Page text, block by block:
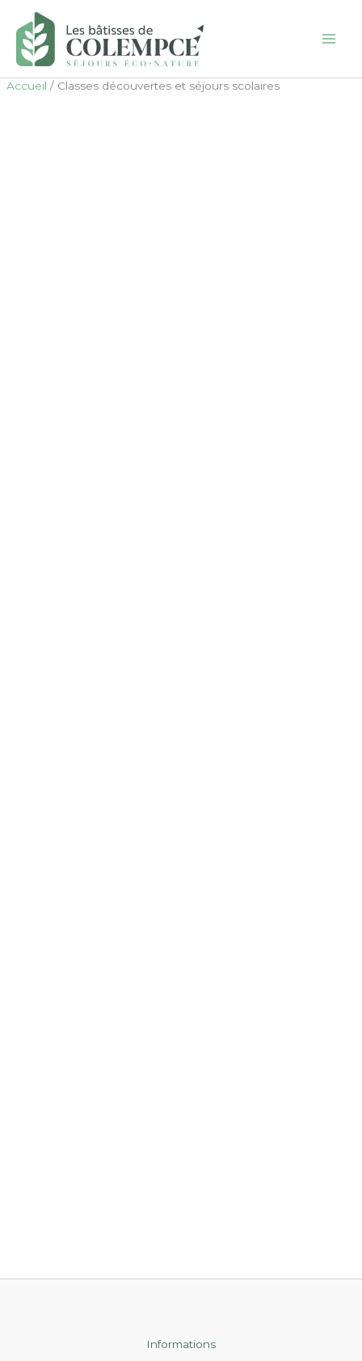
contenu
Accueil Classes découvertes et séjours scolaires
Informations